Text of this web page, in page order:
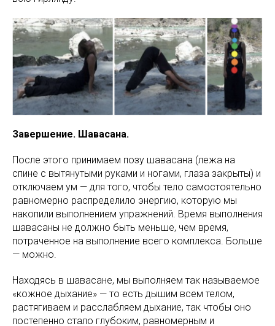
Завершение. Шавасана.
После этого принимаем позу шавасана (лежа на
спине с вытянутыми руками и ногами, глаза закрыты) и
отключаем ум — для того, чтобы тело самостоятельно
равномерно распределило энергию, которую мы
накопили выполнением упражнений. Время выполнения
шавасаны не должно быть меньше, чем время,
потраченное на выполнение всего комплекса. Больше
— можно.
Находясь в шавасане, мы выполняем так называемое
«кожное дыхание» — то есть дышим всем телом,
растягиваем и расслабляем дыхание, так чтобы оно
постепенно стало глубоким, равномерным и